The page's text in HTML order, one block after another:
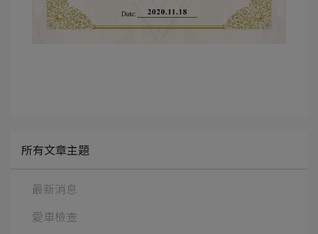
所有文章主題
最新消息
愛車檢查